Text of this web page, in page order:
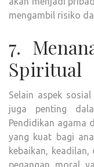
mengambil risiko
7.
Spiritual
Selain aspek
juga penting
Pendidikan agama
yang kuat bagi
kebaikan,
pegangan moral